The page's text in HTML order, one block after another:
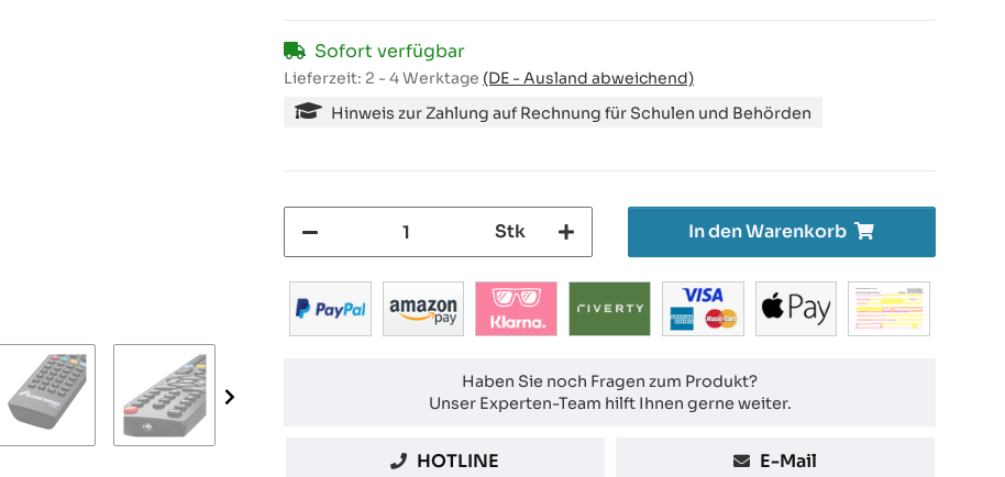
Sofort verfügbar
Lieferzeit: 2 - 4 Werktage (DE - Ausland abweichend)
Hinweis zur Zahlung auf Rechnung für Schulen und Behörden
Stk In den Warenkorb
Haben Sie noch Fragen zum Produkt?
Unser Experten-Team hilft Ihnen gerne weiter.
HOTLINE E-Mail